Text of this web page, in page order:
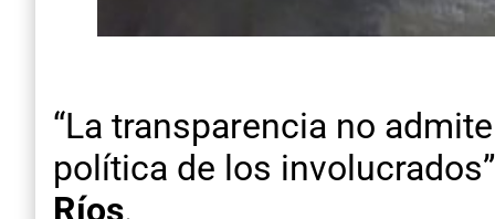
“La transparencia no
política de los
Ríos.